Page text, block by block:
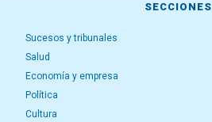
SECCIONES
Sucesos y tribunales
Salud
Economía y empresa
Política
Cultura